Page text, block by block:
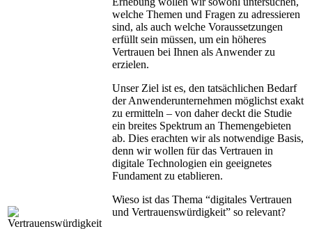
welche Themen und Fragen zu adressieren
sind, als auch welche Voraussetzungen
erfüllt sein müssen, um ein höheres
Vertrauen bei Ihnen als Anwender zu
erzielen.
Unser Ziel ist es, den tatsächlichen Bedarf
der Anwenderunternehmen möglichst exakt
zu ermitteln – von daher deckt die Studie
ein breites Spektrum an Themengebieten
ab. Dies erachten wir als notwendige Basis,
denn wir wollen für das Vertrauen in
digitale Technologien ein geeignetes
Fundament zu etablieren.
Wieso ist das Thema “digitales Vertrauen
und Vertrauenswürdigkeit” so relevant?